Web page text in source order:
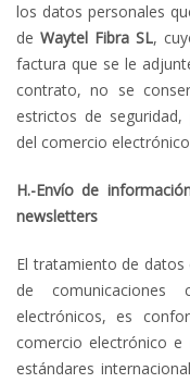
los datos personales
de Waytel Fibra SL,
factura que se le
contrato, no se
estrictos de
del comercio
H.-Envío de
newsletters
El tratamiento de
de comunicaciones
electrónicos, es
comercio electrónico
estándares